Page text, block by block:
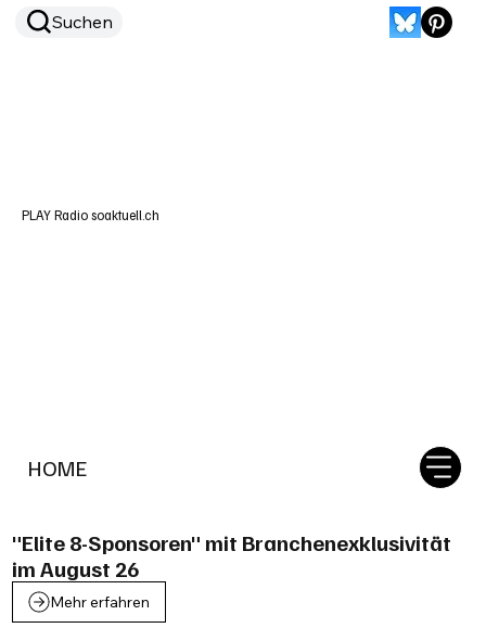
HOME
Suchen
PLAY Radio soaktuell.ch
"Elite 8-Sponsoren" mit Branchenexklusivität
im August 26
Mehr erfahren